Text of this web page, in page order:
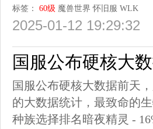
标签： 60级 魔兽世界 怀旧服 WLK
2025-01-12 19:29:32
国服公布硬核大
国服公布硬核大数据前天
的大数据统计，最致命的
种族选择排名暗夜精灵 -